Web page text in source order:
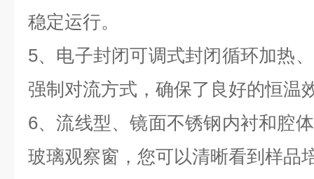
稳定运行。
5、电子封闭可调式封闭循环加热
强制对流方式，确保了良好的恒温
6、流线型、镜面不锈钢内衬和腔
玻璃观察窗，您可以清晰看到样品